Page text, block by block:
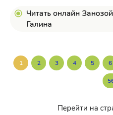
Читать онлайн
Галина
1 2 3 4 5 6
Перейти на